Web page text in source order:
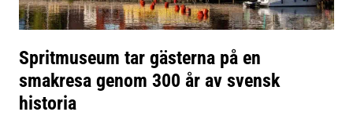
Spritmuseum tar gästerna på en
smakresa genom 300 år av svensk
historia